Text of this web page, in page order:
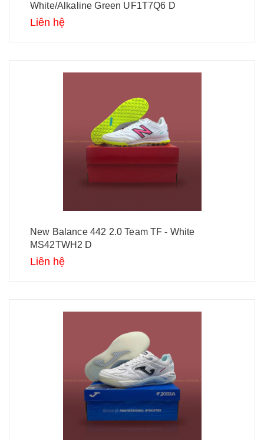
White/Alkaline Green UF1T7Q6 D
Liên hệ
New Balance 442 2.0 Team TF - White
MS42TWH2 D
Liên hệ